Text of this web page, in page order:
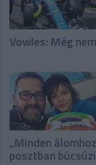
Vowles: Még
„Minden
posztban